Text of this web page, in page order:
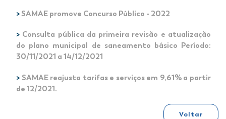
> SAMAE promove Concurso Público - 2022
> Consulta pública da primeira revisão e atualização
do plano municipal de saneamento básico Período:
30/11/2021 a 14/12/2021
> SAMAE reajusta tarifas e serviços em 9,61% a partir
de 12/2021.
Voltar